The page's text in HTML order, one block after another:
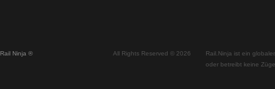
Züge von Madrid nach Sevilla Züge von Sevilla
Rail Ninja ® All Rights Reserved © 2026
Rail.Ninja ist ein
oder betreibt keine Züge.